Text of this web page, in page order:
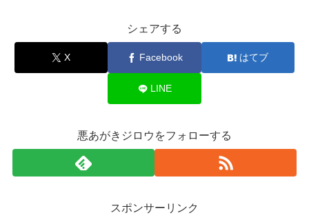
シェアする
X Facebook はてブ
LINE
悪あがきジロウをフォローする
スポンサーリンク